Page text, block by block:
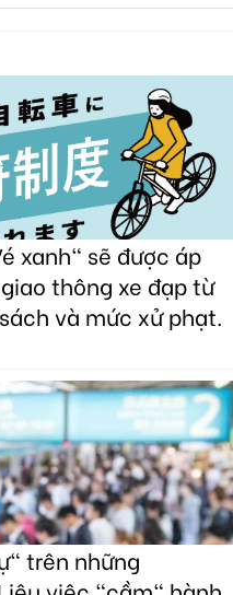
xanh" sẽ được áp
thông xe đạp từ
và mức xử phạt.
trên những